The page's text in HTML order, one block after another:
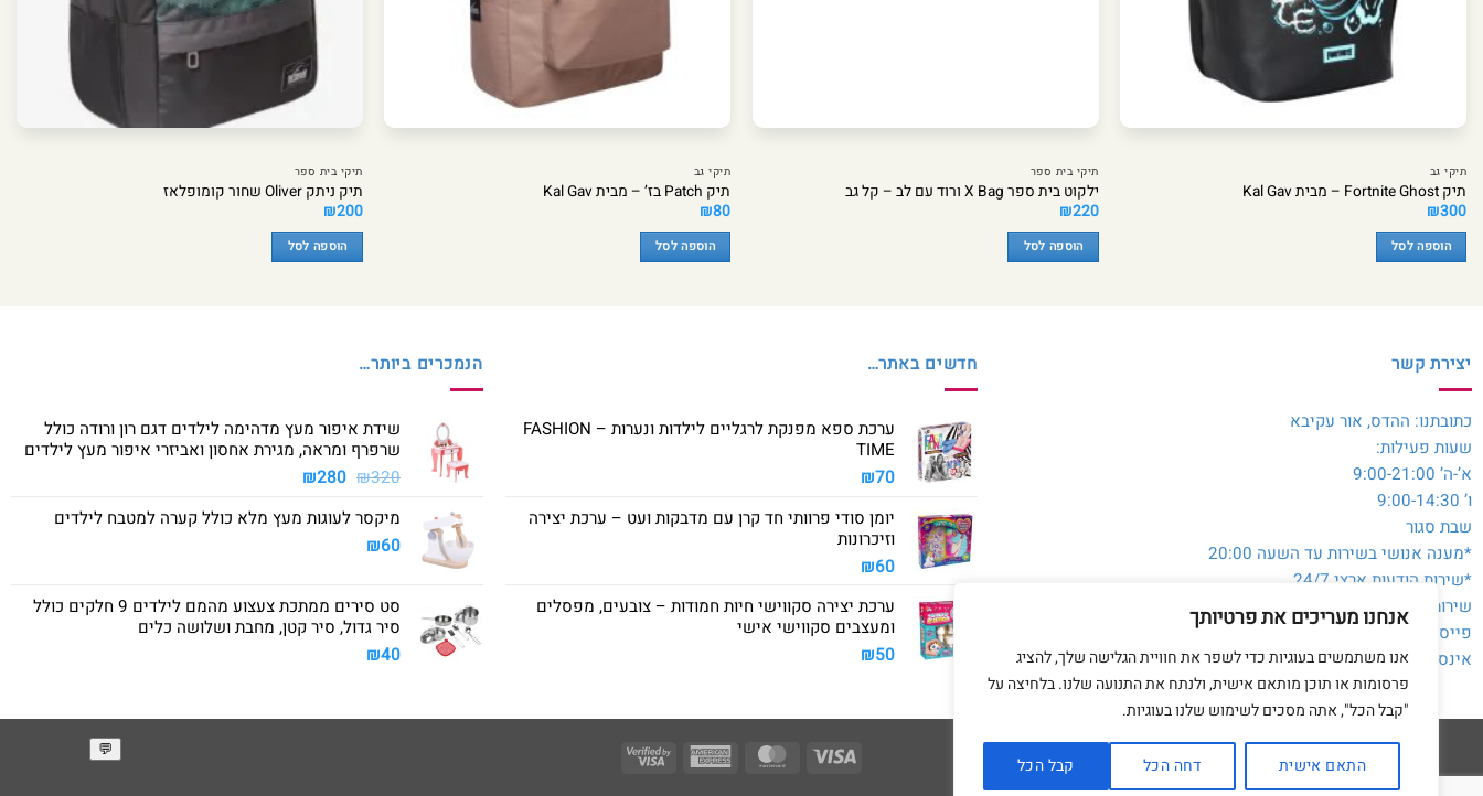
אנחנו מעריכים את פרטיותך
אנו משתמשים בעוגיות כדי לשפר את חוויית הגלישה שלך, להציג
פרסומות או תוכן מותאם אישית, ולנתח את התנועה שלנו. בלחיצה על
"קבל הכל", אתה מסכים לשימוש שלנו בעוגיות.
התאם אישית דחה הכל קבל הכל
תיקי גב
תיק Fortnite Ghost – מבית Kal Gav
₪300
הוספה לסל
תיקי בית ספר
ילקוט בית ספר X Bag ורוד עם לב – קל גב
₪220
הוספה לסל
תיקי גב
תיק Patch בז’ – מבית Kal Gav
₪80
הוספה לסל
תיקי בית ספר
תיק ניתק Oliver שחור קומופלאז
₪200
הוספה לסל
יצירת קשר
כתובתנו: ההדס, אור עקיבא
שעות פעילות:
א’-ה’ 9:00-21:00
ו’ 9:00-14:30
שבת סגור
*מענה אנושי בשירות עד השעה 20:00
*שירות הודעות ארצי 24/7
שירות לקוחות והזמנות:054-3980564
פייסבוק:
אינסטגרם:toysalecoil
חדשים באתר…
ערכת ספא מפנקת לרגליים לילדות ונערות – FASHION
TIME
₪70
יומן סודי פרוותי חד קרן עם מדבקות ועט – ערכת יצירה
וזיכרונות
₪60
ערכת יצירה סקווישי חיות חמודות – צובעים, מפסלים
ומעצבים סקווישי אישי
₪50
הנמכרים ביותר…
שידת איפור מעץ מדהימה לילדים דגם רון ורודה כולל
שרפרף ומראה, מגירת אחסון ואביזרי איפור מעץ לילדים
₪320
המחיר
היה:
₪280 המחיר
הוא:
מיקסר לעוגות מעץ מלא כולל קערה למטבח לילדים
₪60
סט סירים ממתכת צעצוע מהמם לילדים 9 חלקים כולל
סיר גדול, סיר קטן, מחבת ושלושה כלים
₪40
Visa
MasterCard
American
Visa